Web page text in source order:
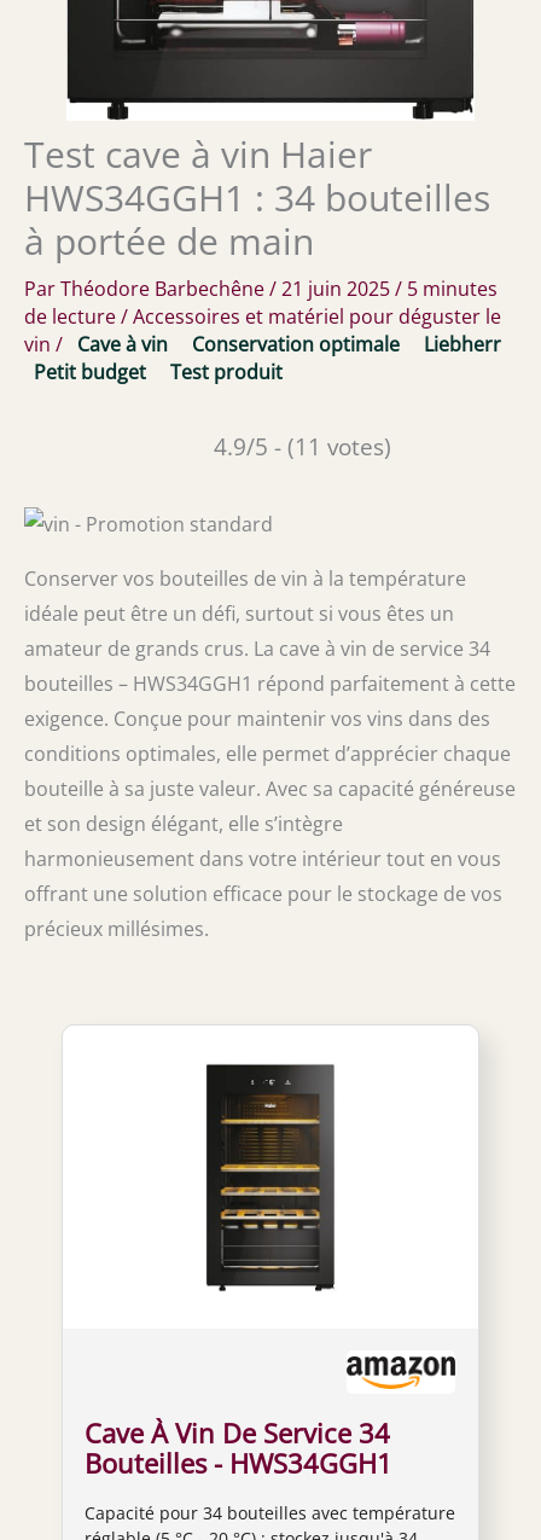
Test cave à vin Haier
HWS34GGH1 : 34 bouteilles
à portée de main
ParThéodore Barbechêne/21 juin 2025/ 5 minutes
de lecture/Accessoires et matériel pour déguster le
vin / Cave à vin Conservation optimale
Liebherr
Petit budget
Test produit
4.9/5 - (11 votes)
Conserver vos bouteilles de vin à la température
idéale peut être un défi, surtout si vous êtes un
amateur de grands crus. La cave à vin de service 34
bouteilles – HWS34GGH1 répond parfaitement à cette
exigence. Conçue pour maintenir vos vins dans des
conditions optimales, elle permet d’apprécier chaque
bouteille à sa juste valeur. Avec sa capacité généreuse
et son design élégant, elle s’intègre
harmonieusement dans votre intérieur tout en vous
offrant une solution efficace pour le stockage de vos
précieux millésimes.
Cave À Vin De Service 34
Bouteilles - HWS34GGH1
Capacité pour 34 bouteilles avec température